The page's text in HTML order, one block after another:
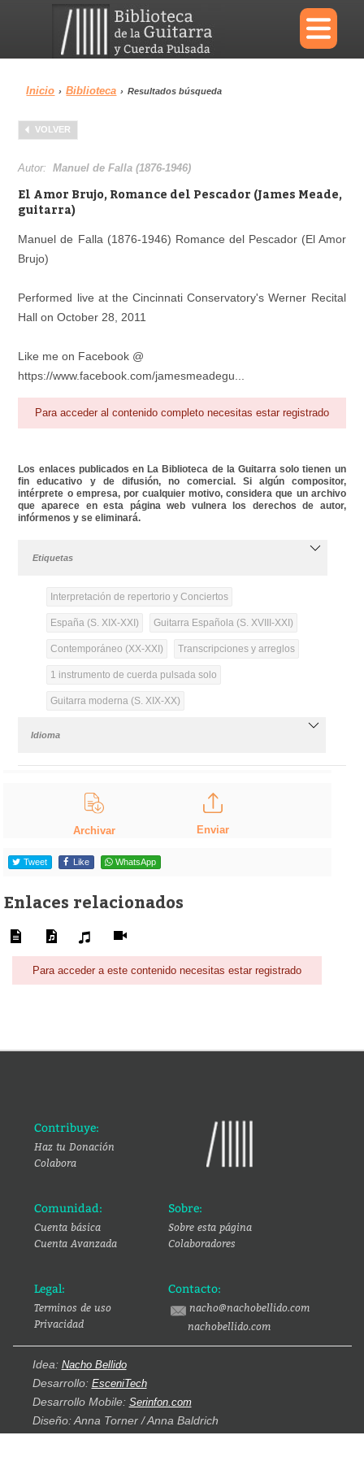
×
Menu
Biblioteca
Área personal Reproductor
Inicio › Biblioteca › Resultados búsqueda
VOLVER
Autor:Manuel de Falla (1876-1946)
El Amor Brujo, Romance del Pescador (James Meade,
guitarra)
Manuel de Falla (1876-1946) Romance del Pescador (El Amor
Brujo)
Performed live at the Cincinnati Conservatory's Werner Recital
Hall on October 28, 2011
Like me on Facebook @
https://www.facebook.com/jamesmeadegu...
Para acceder al contenido completo necesitas estar registrado
Los enlaces publicados en La Biblioteca de la Guitarra solo tienen un
fin educativo y de difusión, no comercial. Si algún compositor,
intérprete o empresa, por cualquier motivo, considera que un archivo
que aparece en esta página web vulnera los derechos de autor,
infórmenos y se eliminará.
Etiquetas
Interpretación de repertorio y Conciertos
España (S. XIX-XXI) Guitarra Española (S. XVIII-XXI)
Contemporáneo (XX-XXI) Transcripciones y arreglos
1 instrumento de cuerda pulsada solo
Guitarra moderna (S. XIX-XX)
Idioma
Archivar Enviar
Tweet Like WhatsApp
Enlaces relacionados
Para acceder a este contenido necesitas estar registrado
Contribuye:
Haz tu Donación
Colabora
Comunidad:
Cuenta básica
Cuenta Avanzada
Sobre:
Sobre esta página
Colaboradores
Legal:
Terminos de uso
Privacidad
Contacto:
nacho@nachobellido.com
nachobellido.com
Idea: Nacho Bellido
Desarrollo: EsceniTech
Desarrollo Mobile: Serinfon.com
Diseño: Anna Torner / Anna Baldrich